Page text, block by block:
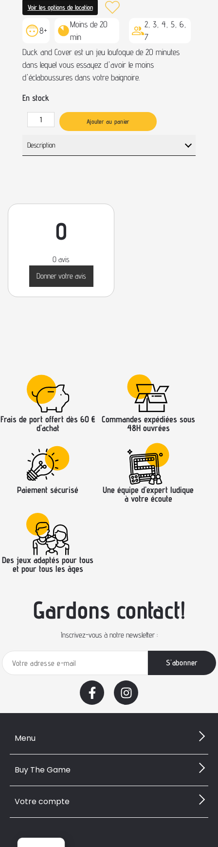
Voir les options de location
8+
Moins de 20
min
2, 3, 4, 5, 6,
7
Duck and Cover est un jeu loufoque de 20 minutes
dans lequel vous essayez d'avoir le moins
d'éclaboussures dans votre baignoire.
En stock
Ajouter au panier
Description
0
0 avis
Donner votre avis
Frais de port offert dès 60 €
d’achat
Commandes expédiées sous
48H ouvrées
Paiement sécurisé
Une équipe d’expert ludique
à votre écoute
Des jeux adaptés pour tous
et pour tous les âges
Gardons contact!
Inscrivez-vous à notre newsletter :
Menu
Buy The Game
Votre compte